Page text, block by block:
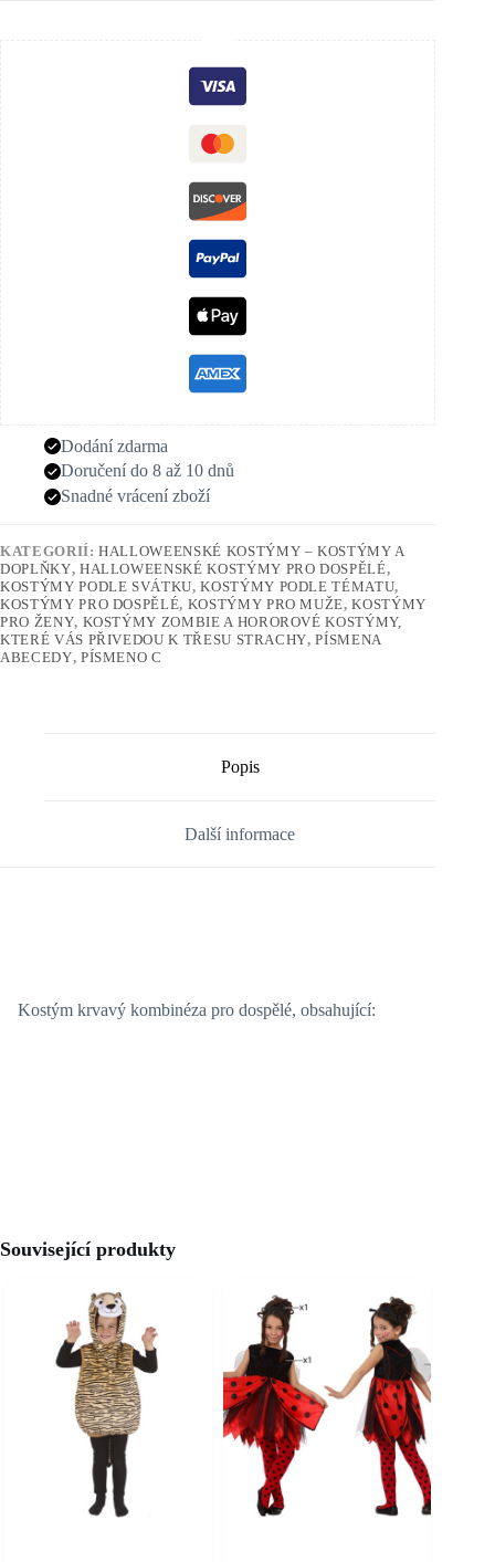
Dodání zdarma
Doručení do 8 až 10 dnů
Snadné vrácení zboží
KATEGORIÍ:HALLOWEENSKÉ KOSTÝMY – KOSTÝMY A
DOPLŇKY, HALLOWEENSKÉ KOSTÝMY PRO DOSPĚLÉ,
KOSTÝMY PODLE SVÁTKU,KOSTÝMY PODLE TÉMATU,
KOSTÝMY PRO DOSPĚLÉ, KOSTÝMY PRO MUŽE,KOSTÝMY
PRO ŽENY, KOSTÝMY ZOMBIE A HOROROVÉ KOSTÝMY,
KTERÉ VÁS PŘIVEDOU K TŘESU STRACHY,PÍSMENA
ABECEDY, PÍSMENO C
Popis
Další informace
Kostým krvavý kombinéza pro dospělé, obsahující:
Související produkty